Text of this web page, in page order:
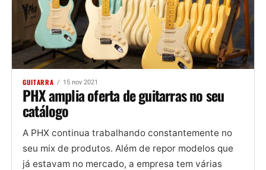
GUITARRA 15 nov 2021
PHX amplia oferta de guitarras no seu
catálogo
A PHX continua trabalhando constantemente no
seu mix de produtos. Além de repor modelos que
já estavam no mercado, a empresa tem várias